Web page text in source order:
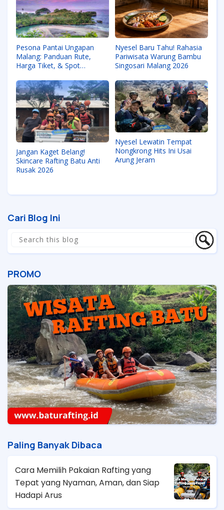
Pesona Pantai Ungapan
Malang: Panduan Rute,
Harga Tiket, & Spot
Nyesel Baru Tahu! Rahasia
Pariwisata Warung Bambu
Singosari Malang 2026
Jangan Kaget Belang!
Skincare Rafting Batu Anti
Rusak 2026
Nyesel Lewatin Tempat
Nongkrong Hits Ini Usai
Arung Jeram
Cari Blog Ini
PROMO
Paling Banyak Dibaca
Cara Memilih Pakaian Rafting yang
Tepat yang Nyaman, Aman, dan Siap
Hadapi Arus